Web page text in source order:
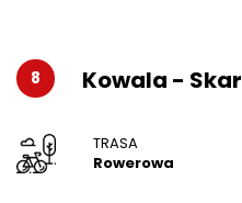
8 Kowala -
TRASA
Rowerowa